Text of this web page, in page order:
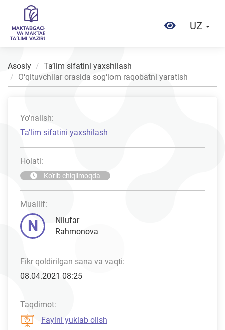
UZ
Asosiy
Taʼlim sifatini yaxshilash
O‘qituvchilar orasida sog‘lom raqobatni yaratish
Yo'nalish:
Taʼlim sifatini yaxshilash
Holati:
Ko'rib chiqilmoqda
Muallif:
N
Nilufar
Rahmonova
Fikr qoldirilgan sana va vaqti:
08.04.2021 08:25
Taqdimot:
Faylni yuklab olish